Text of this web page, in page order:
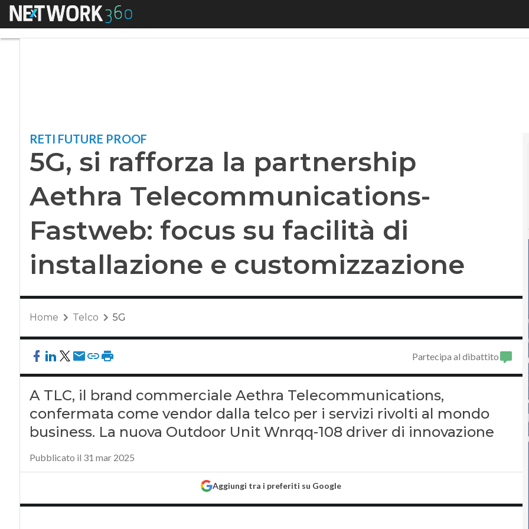
Menu
RETI FUTURE PROOF
5G, si rafforza la partnership
Aethra Telecommunications-
Fastweb: focus su facilità di
installazione e customizzazione
Home Telco 5G
Partecipa al dibattito
A TLC, il brand commerciale Aethra Telecommunications,
confermata come vendor dalla telco per i servizi rivolti al mondo
business. La nuova Outdoor Unit Wnrqq-108 driver di innovazione
Pubblicato il 31 mar 2025
Aggiungi tra i preferiti su Google